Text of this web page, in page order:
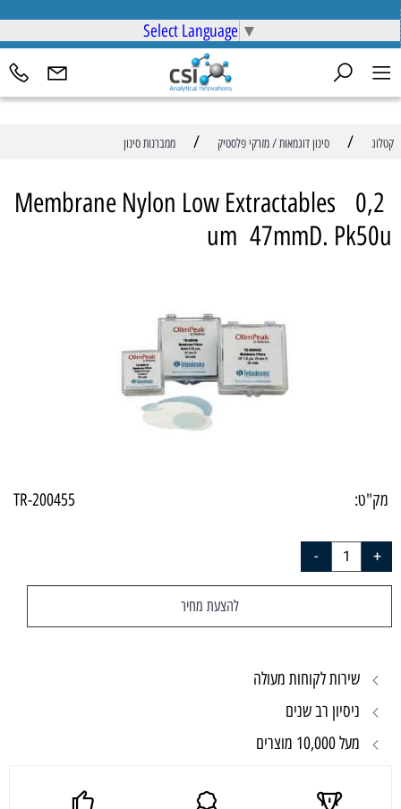
Select Language ▼
קטלוג / סינון דוגמאות / מזרקי פלסטיק / ממברנות סינון
Membrane Nylon Low Extractables 0,2
um 47mmD. Pk50u
מק"ט: TR-200455
להצעת מחיר
שירות לקוחות מעולה
ניסיון רב שנים
מעל 10,000 מוצרים